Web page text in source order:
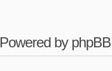
Powered by phpBB